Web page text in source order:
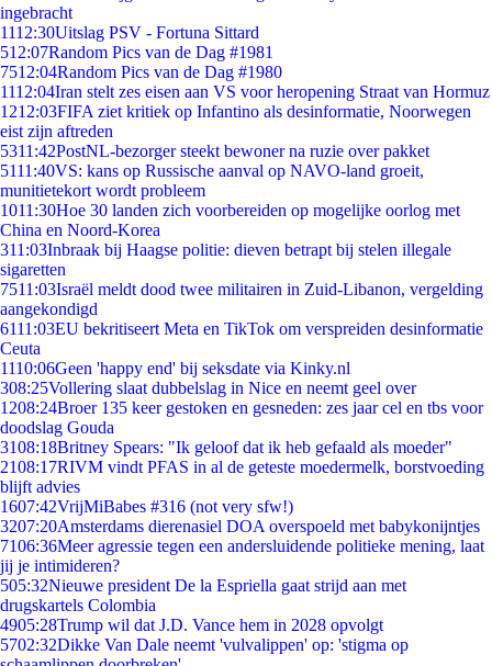
ingebracht
1112:30Uitslag PSV - Fortuna Sittard
512:07Random Pics van de Dag #1981
7512:04Random Pics van de Dag #1980
1112:04Iran stelt zes eisen aan VS voor heropening Straat van Hormuz
1212:03FIFA ziet kritiek op Infantino als desinformatie, Noorwegen
eist zijn aftreden
5311:42PostNL-bezorger steekt bewoner na ruzie over pakket
5111:40VS: kans op Russische aanval op NAVO-land groeit,
munitietekort wordt probleem
1011:30Hoe 30 landen zich voorbereiden op mogelijke oorlog met
China en Noord-Korea
311:03Inbraak bij Haagse politie: dieven betrapt bij stelen illegale
sigaretten
7511:03Israël meldt dood twee militairen in Zuid-Libanon, vergelding
aangekondigd
6111:03EU bekritiseert Meta en TikTok om verspreiden desinformatie
Ceuta
1110:06Geen 'happy end' bij seksdate via Kinky.nl
308:25Vollering slaat dubbelslag in Nice en neemt geel over
1208:24Broer 135 keer gestoken en gesneden: zes jaar cel en tbs voor
doodslag Gouda
3108:18Britney Spears: "Ik geloof dat ik heb gefaald als moeder"
2108:17RIVM vindt PFAS in al de geteste moedermelk, borstvoeding
blijft advies
1607:42VrijMiBabes #316 (not very sfw!)
3207:20Amsterdams dierenasiel DOA overspoeld met babykonijntjes
7106:36Meer agressie tegen een andersluidende politieke mening, laat
jij je intimideren?
505:32Nieuwe president De la Espriella gaat strijd aan met
drugskartels Colombia
4905:28Trump wil dat J.D. Vance hem in 2028 opvolgt
5702:32Dikke Van Dale neemt 'vulvalippen' op: 'stigma op